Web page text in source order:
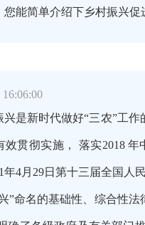
您能简单介绍下乡村振兴促
16:06:00
兴是新时代做好“三农”工
效贯彻实施， 落实2018
年4月29日第十三届全国人
”命名的基础性、综合性